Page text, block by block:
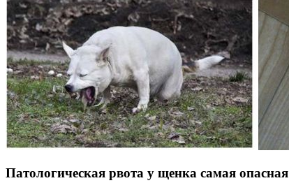
Патологическая рвота у щенка самая опасная